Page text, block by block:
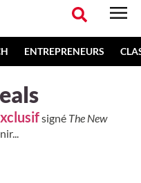
ENTREPRENEURS
signé The New